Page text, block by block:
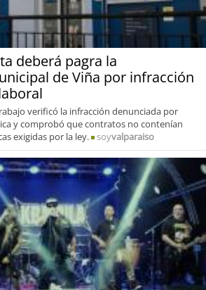
deberá pagra la
de Viña por infracción
verificó la infracción denunciada por
y comprobó que contratos no contenían
exigidas por la ley.
soyvalparaiso